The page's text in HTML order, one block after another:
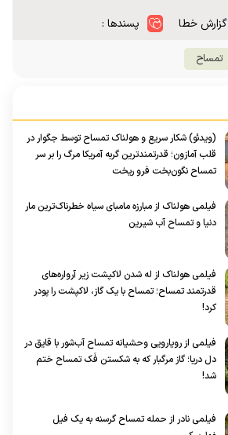
گزارش خطا پسندها :
تمساح
(ویدئو) شکار سریع و هولناک تمساح توسط جگوار در
قلب آمازون؛ قدرتمندترین گربه‌ آمریکا مرگ را بر سر
تمساح نگون‌بخت فرو ریخت
فیلمی هولناک از مبارزه مامبای سیاه خطرناک‌ترین مار
دنیا و تمساح آب شیرین
فیلمی هولناک از له شدن لاکپشت زیر آرواره‌های
قدرتمند تمساح؛ تمساح با یک گاز، لاکپشت را پودر
کرد!
فیلمی از رویارویی وحشیانه تمساح آب‌شور با قایق در
دل دریا؛ گاز مرگبار که به شکستن فَک تمساح ختم
شد!
فیلمی نادر از حمله تمساح گرسنه به یک فیل